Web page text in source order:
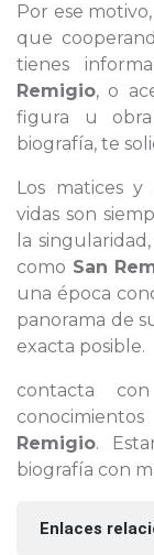
Por ese
que
tienes
Remigio, o
figura u
biografía, te
Los matices
vidas son
la
como San
una época
panorama de
exacta posible.
contacta
Remigio.
biografía con
Enlaces